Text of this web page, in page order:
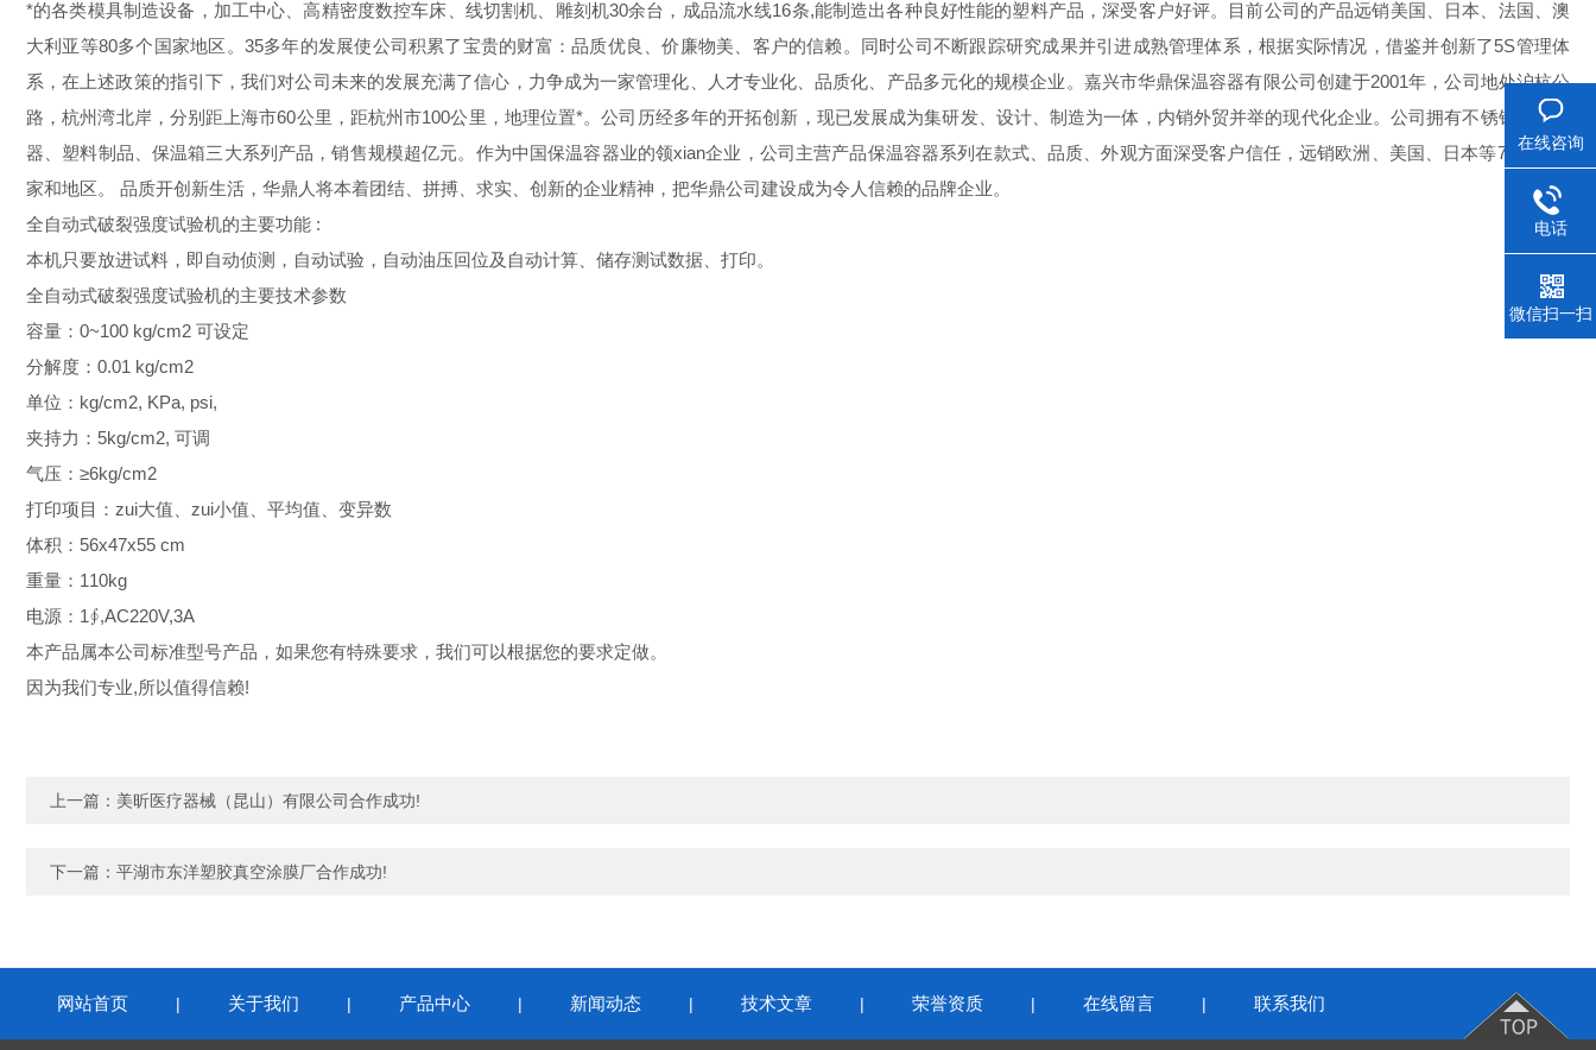
*的各类模具制造设备，加工中心、高精密度数控车床、线切割机、雕刻机30余台，成品流水线16条,能制造出各种良好性能的塑料产品，深受客户好评。目前公司的产品远销美国、日本、法国、澳
大利亚等80多个国家地区。35多年的发展使公司积累了宝贵的财富：品质优良、价廉物美、客户的信赖。同时公司不断跟踪研究成果并引进成熟管理体系，根据实际情况，借鉴并创新了5S管理体
系，在上述政策的指引下，我们对公司未来的发展充满了信心，力争成为一家管理化、人才专业化、品质化、产品多元化的规模企业。嘉兴市华鼎保温容器有限公司创建于2001年，公司地处沪杭公
路，杭州湾北岸，分别距上海市60公里，距杭州市100公里，地理位置*。公司历经多年的开拓创新，现已发展成为集研发、设计、制造为一体，内销外贸并举的现代化企业。公司拥有不锈钢保温容
器、塑料制品、保温箱三大系列产品，销售规模超亿元。作为中国保温容器业的领xian企业，公司主营产品保温容器系列在款式、品质、外观方面深受客户信任，远销欧洲、美国、日本等70多个国
家和地区。 品质开创新生活，华鼎人将本着团结、拼搏、求实、创新的企业精神，把华鼎公司建设成为令人信赖的品牌企业。
全自动式破裂强度试验机的主要功能 :
本机只要放进试料，即自动侦测，自动试验，自动油压回位及自动计算、储存测试数据、打印。
全自动式破裂强度试验机的主要技术参数
容量：0~100 kg/cm2 可设定
分解度：0.01 kg/cm2
单位：kg/cm2, KPa, psi,
夹持力：5kg/cm2, 可调
气压：≥6kg/cm2
打印项目：zui大值、zui小值、平均值、变异数
体积：56x47x55 cm
重量：110kg
电源：1∮,AC220V,3A
本产品属本公司标准型号产品，如果您有特殊要求，我们可以根据您的要求定做。
因为我们专业,所以值得信赖!
上一篇： 美昕医疗器械（昆山）有限公司合作成功!
下一篇： 平湖市东洋塑胶真空涂膜厂合作成功!
网站首页 | 关于我们 | 产品中心 | 新闻动态 | 技术文章 | 荣誉资质 | 在线留言 | 联系我们
在线咨询
电话
微信扫一扫